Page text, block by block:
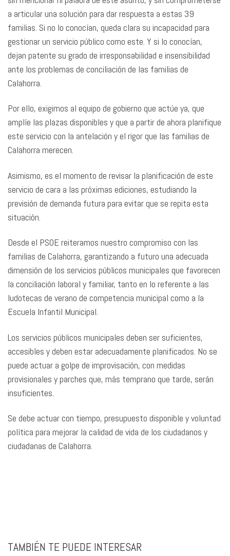
a articular una solución para dar respuesta a estas 39
familias. Si no lo conocían, queda clara su incapacidad para
gestionar un servicio público como este. Y si lo conocían,
dejan patente su grado de irresponsabilidad e insensibilidad
ante los problemas de conciliación de las familias de
Calahorra.
Por ello, exigimos al equipo de gobierno que actúe ya, que
amplíe las plazas disponibles y que a partir de ahora planifique
este servicio con la antelación y el rigor que las familias de
Calahorra merecen.
Asimismo, es el momento de revisar la planificación de este
servicio de cara a las próximas ediciones, estudiando la
previsión de demanda futura para evitar que se repita esta
situación.
Desde el PSOE reiteramos nuestro compromiso con las
familias de Calahorra, garantizando a futuro una adecuada
dimensión de los servicios públicos municipales que favorecen
la conciliación laboral y familiar, tanto en lo referente a las
ludotecas de verano de competencia municipal como a la
Escuela Infantil Municipal.
Los servicios públicos municipales deben ser suficientes,
accesibles y deben estar adecuadamente planificados. No se
puede actuar a golpe de improvisación, con medidas
provisionales y parches que, más temprano que tarde, serán
insuficientes.
Se debe actuar con tiempo, presupuesto disponible y voluntad
política para mejorar la calidad de vida de los ciudadanos y
ciudadanas de Calahorra.
TAMBIÉN TE PUEDE INTERESAR